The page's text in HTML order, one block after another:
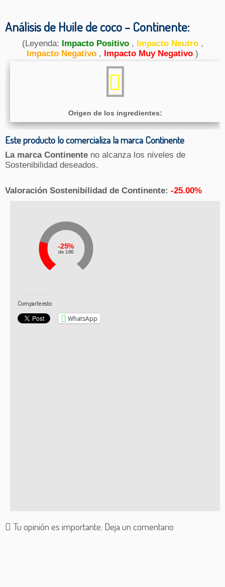
Análisis de Huile de coco – Continente:
(Leyenda: Impacto Positivo , Impacto Neutro ,
Impacto Negativo , Impacto Muy Negativo )
Origen de los ingredientes:
Este producto lo comercializa la marca Continente
La marca Continente no alcanza los niveles de
Sostenibilidad deseados.
Valoración Sostenibilidad de Continente: -25.00%
25%
de 100
Comparte esto:
WhatsApp
Tu opinión es importante. Deja un comentario